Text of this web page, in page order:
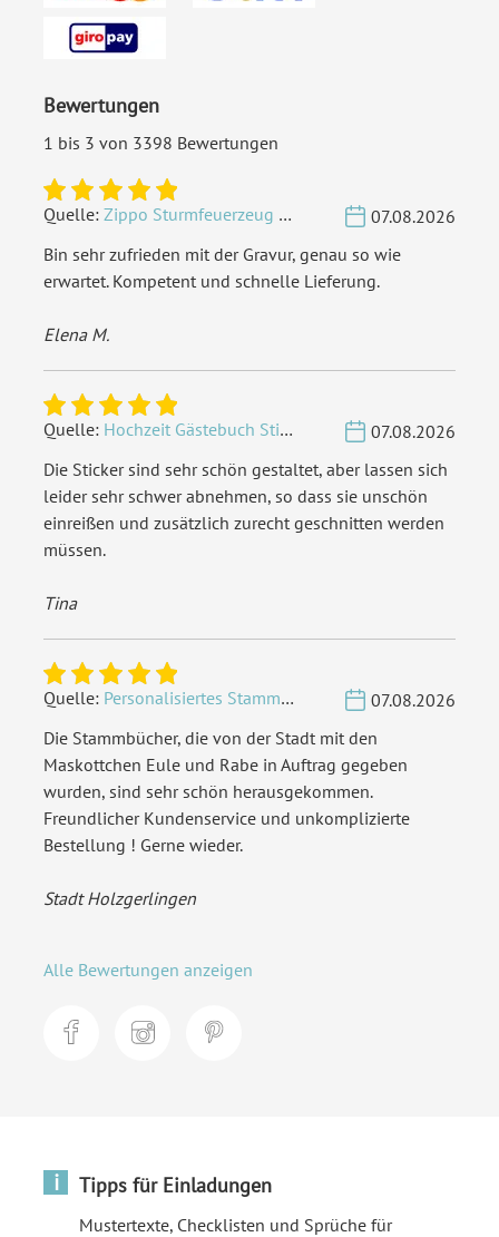
Bewertungen
1 bis 3 von 3398 Bewertungen
Quelle: Zippo Sturmfeuerzeug Chrom - Verzierte Initialen
07.08.2026
Bin sehr zufrieden mit der Gravur, genau so wie
erwartet. Kompetent und schnelle Lieferung.
Elena M.
Quelle: Hochzeit Gästebuch Sticker 40 Fragen - Weiß
07.08.2026
Die Sticker sind sehr schön gestaltet, aber lassen sich
leider sehr schwer abnehmen, so dass sie unschön
einreißen und zusätzlich zurecht geschnitten werden
müssen.
Tina
Quelle: Personalisiertes Stammbuch - Eigene Gravurdatei hochladen
07.08.2026
Die Stammbücher, die von der Stadt mit den
Maskottchen Eule und Rabe in Auftrag gegeben
wurden, sind sehr schön herausgekommen.
Freundlicher Kundenservice und unkomplizierte
Bestellung ! Gerne wieder.
Stadt Holzgerlingen
Alle Bewertungen anzeigen
i Tipps für Einladungen
Mustertexte, Checklisten und Sprüche für